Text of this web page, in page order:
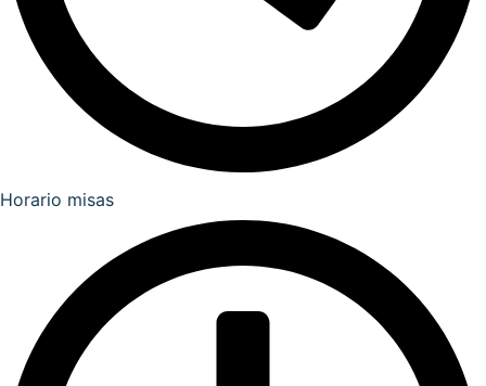
Horario misas